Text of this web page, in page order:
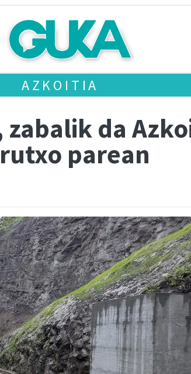
AZKOITIA
da
parean